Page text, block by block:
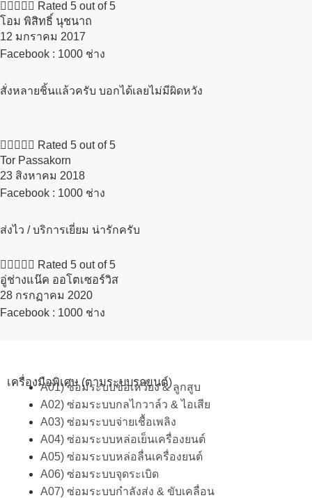
     Rated 5 out of 5
โอม พิสิทธิ์ นุชนาถ
12 มกราคม 2017​
Facebook : 1000 ช่าง
สั่งหลายชิ้นแล้วครับ บอกได้เลยไม่มีผิดหวัง
     Rated 5 out of 5
Tor Passakorn
23 สิงหาคม 2018​
Facebook : 1000 ช่าง
ส่งไว / บริการเยี่ยม น่ารักครับ
     Rated 5 out of 5
อู่ช่างแน๊ค ออโตเซอร์วิส
28 กรกฏาคม 2020​
Facebook : 1000 ช่าง
เครื่องมือพิเศษ (ตามระบบรถยนต์)
A01) ซ่อมระบบข้อเหวี่ยง & ลูกสูบ
A02) ซ่อมระบบกลไกวาล์ว & ไอเสีย
A03) ซ่อมระบบจ่ายเชื้อเพลิง
A04) ซ่อมระบบหล่อเย็นเครื่องยนต์
A05) ซ่อมระบบหล่อลื่นเครื่องยนต์
A06) ซ่อมระบบจุดระเบิด
A07) ซ่อมระบบกำลังส่ง & ขับเคลื่อน